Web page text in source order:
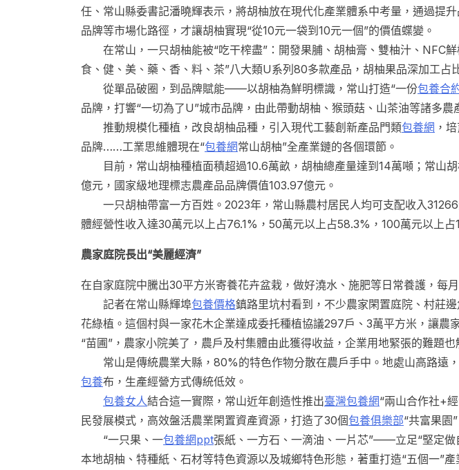
任、常山縣委書記潘曉輝表示，將胡柚放在現代化產業體系中考量，通過提
品牌等市場化路徑，才讓胡柚實現“從10元一袋到10元一個”的價值蝶變。
在常山，一只胡柚能被“吃干榨盡”：開發果脯、胡柚膏、雙柚汁、NFC鮮
食、健、美、藥、香、料、茶”八大類U系列80多款產品，胡柚果品深加工占
從單品破圈，到品牌賦能——以胡柚為鮮明標識，常山打造“一份包養合
品牌，打響“一切為了U”城市品牌，由此帶動胡柚、猴頭菇、山茶油等諸多農
推動規模化種植，改良胡柚品種，引入現代工藝創新產品門類包養網 ，
品牌……工業思維體現在“包養網常山胡柚”全產業鏈的各個環節。
目前，常山胡柚種植面積超過10.6萬畝，胡柚總產量達到14萬噸；常山
億元，國家級地理標志農產品品牌價值103.97億元。
一只胡柚帶富一方百姓。2023年，常山縣農村居民人均可支配收入
體經營性收入達30萬元以上占76.1%，50萬元以上占58.3%，100萬元以上占
農家庭院長出“美麗經濟”
在自家庭院中騰出30平方米寄養花卉盆栽，做好澆水、施肥等日常養護，每
記者在常山縣輝埠包養價格鎮路里坑村看到，不少農家閑置庭院、村莊
花綠植。這個村與一家花木企業達成委托種植協議297戶、3萬平方米，讓農
“苗圃”，農家小院美了，農戶及村集體由此獲得收益，企業用地緊張的難題也
常山是傳統農業大縣，80%的特色作物分散在農戶手中。地處山高路遠
包養布，生產經營方式傳統低效。
包養女人結合這一實際，常山近年創造性推出臺灣包養網“兩山合作社+
民發展模式，高效盤活農業閑置資產資源，打造了30個包養俱樂部“共富果園”
“一只果、一包養網ppt張紙、一方石、一滴油、一片芯”——立足“堅定做
本地胡柚、特種紙、石材等特色資源以及城鄉特色形態，著重打造“五個一”產